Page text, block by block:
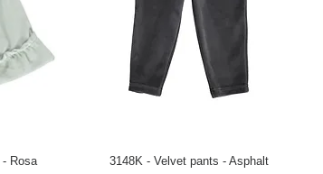
Rosa
Hurtigvisning
3148K - Velvet pants - Asphalt